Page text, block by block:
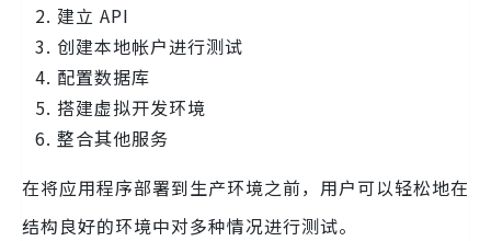
建立 API
创建本地帐户进行测试
配置数据库
搭建虚拟开发环境
整合其他服务
在将应用程序部署到生产环境之前，用户可以轻松地在
结构良好的环境中对多种情况进行测试。